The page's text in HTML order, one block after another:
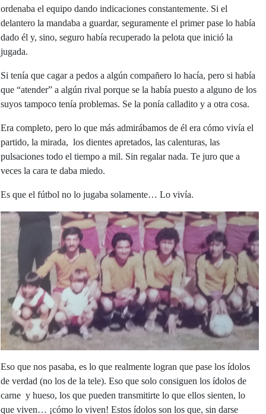
ordenaba el equipo dando indicaciones constantemente. Si el
delantero la mandaba a guardar, seguramente el primer pase lo había
dado él y, sino, seguro había recuperado la pelota que inició la
jugada.
Si tenía que cagar a pedos a algún compañero lo hacía, pero si había
que “atender” a algún rival porque se la había puesto a alguno de los
suyos tampoco tenía problemas. Se la ponía calladito y a otra cosa.
Era completo, pero lo que más admirábamos de él era cómo vivía el
partido, la mirada, los dientes apretados, las calenturas, las
pulsaciones todo el tiempo a mil. Sin regalar nada. Te juro que a
veces la cara te daba miedo.
Es que el fútbol no lo jugaba solamente… Lo vivía.
Eso que nos pasaba, es lo que realmente logran que pase los ídolos
de verdad (no los de la tele). Eso que solo consiguen los ídolos de
carne y hueso, los que pueden transmitirte lo que ellos sienten, lo
que viven… ¡cómo lo viven! Estos ídolos son los que, sin darse